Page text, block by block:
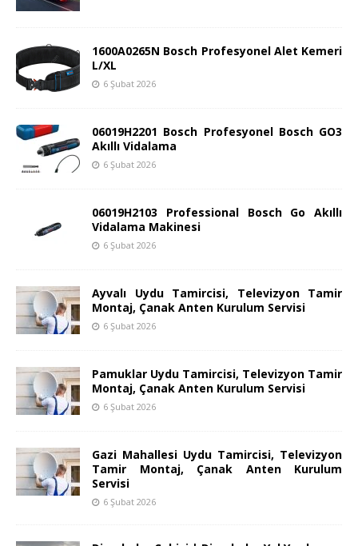
1600A0265N Bosch Profesyonel Alet Kemeri
L/XL
6 Şubat 2026
06019H2201 Bosch Profesyonel Bosch GO3
Akıllı Vidalama
6 Şubat 2026
06019H2103 Professional Bosch Go Akıllı
Vidalama Makinesi
6 Şubat 2026
Ayvalı Uydu Tamircisi, Televizyon Tamir
Montaj, Çanak Anten Kurulum Servisi
6 Şubat 2026
Pamuklar Uydu Tamircisi, Televizyon Tamir
Montaj, Çanak Anten Kurulum Servisi
6 Şubat 2026
Gazi Mahallesi Uydu Tamircisi, Televizyon
Tamir Montaj, Çanak Anten Kurulum
Servisi
6 Şubat 2026